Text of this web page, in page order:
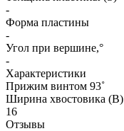
-
Форма пластины
-
Угол при вершине,°
-
Характеристики
Прижим винтом 93˚
Ширина хвостовика (B)
16
Отзывы